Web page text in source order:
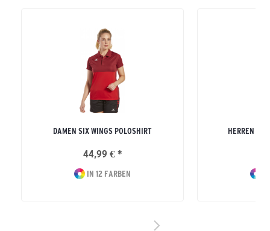
DAMEN SIX WINGS POLOSHIRT
44,99 € *
IN 12 FARBEN
HERREN SIX